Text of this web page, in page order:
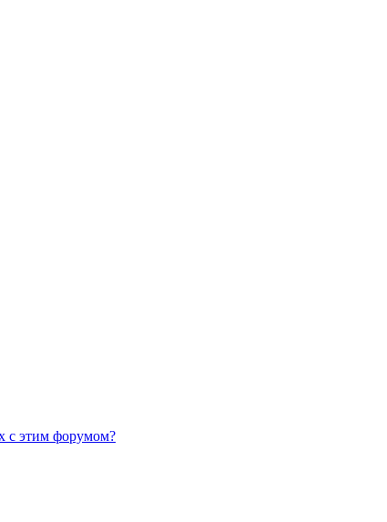
с этим форумом?